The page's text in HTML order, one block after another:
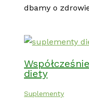
dbamy o
diety
Suplementy